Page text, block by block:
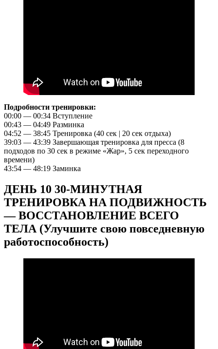
Подробности тренировки:
00:00 — 00:34 Вступление
00:43 — 04:49 Разминка
04:52 — 38:45 Тренировка (40 сек | 20 сек отдыха)
39:03 — 43:39 Завершающая тренировка для пресса (8
подходов по 30 сек в режиме «Жар», 5 сек переходного
времени)
43:54 — 48:19 Заминка
ДЕНЬ 10 30-МИНУТНАЯ
ТРЕНИРОВКА НА ПОДВИЖНОСТЬ
— ВОССТАНОВЛЕНИЕ ВСЕГО
ТЕЛА (Улучшите свою повседневную
работоспособность)